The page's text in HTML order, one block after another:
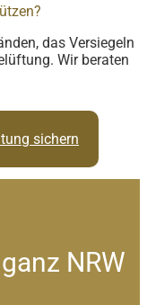
das Versiegeln
Wir beraten
sichern
NRW